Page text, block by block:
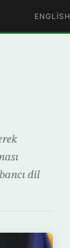
ENGLISH
dil